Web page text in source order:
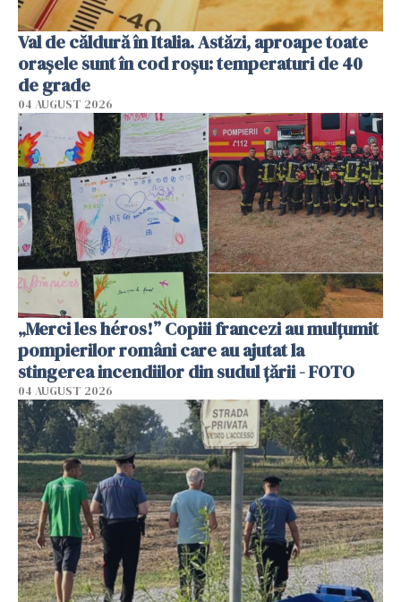
Val de căldură în Italia. Astăzi, aproape toate
orașele sunt în cod roșu: temperaturi de 40
de grade
04 AUGUST 2026
„Merci les héros!” Copiii francezi au mulțumit
pompierilor români care au ajutat la
stingerea incendiilor din sudul țării - FOTO
04 AUGUST 2026